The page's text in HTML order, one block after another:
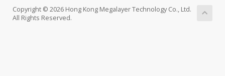
Copyright © 2026 Hong Kong Megalayer Technology Co., Ltd.
All Rights Reserved.